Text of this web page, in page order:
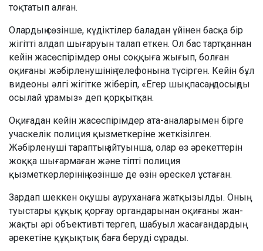
тоқтатып алған.
Олардың сөзінше, күдіктілер баладан үйінен басқа бір
жігітті алдап шығаруын талап еткен. Ол бас тартқаннан
кейін жасөспірімдер оны соққыға жығып, болған
оқиғаны жәбірленушінің телефонына түсірген. Кейін бұл
видеоны әлгі жігітке жіберіп, «Егер шықпасаң, досыңды
осылай ұрамыз» деп қорқытқан.
Оқиғадан кейін жасөспірімдер ата-аналарымен бірге
учаскелік полиция қызметкеріне жеткізілген.
Жәбірленуші тараптың айтуынша, олар өз әрекеттерін
жоққа шығармаған және тіпті полиция
қызметкерлерінің көзінше де өзін өрескел ұстаған.
Зардап шеккен оқушы ауруханаға жатқызылды. Оның
туыстары құқық қорғау органдарынан оқиғаны жан-
жақты әрі объективті тергеп, шабуыл жасағандардың
әрекетіне құқықтық баға беруді сұрады.